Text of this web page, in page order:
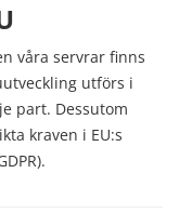
våra servrar finns
utförs i
part. Dessutom
kraven i EU:s